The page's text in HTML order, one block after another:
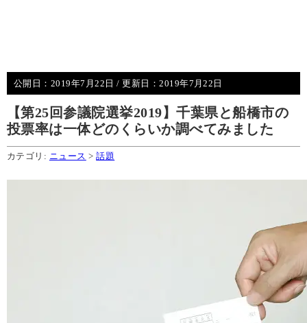
公開日： 2019年7月22日 / 更新日：2019年7月22日
【第25回参議院選挙2019】千葉県と船橋市の
投票率は一体どのくらいか調べてみました
カテゴリ: ニュース >話題